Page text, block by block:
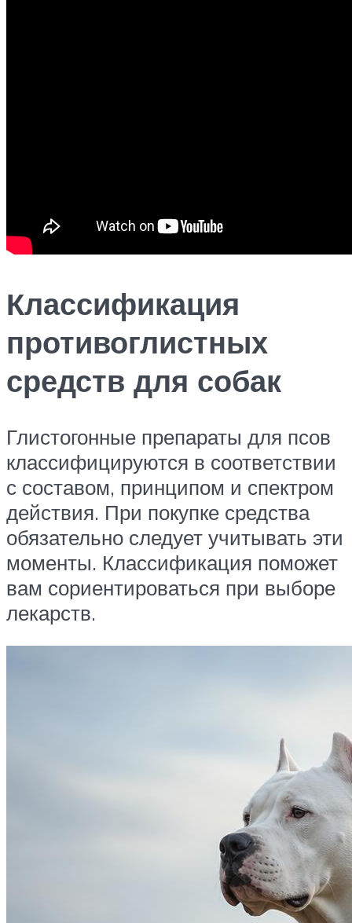
Классификация
противоглистных
средств для собак
Глистогонные препараты для псов
классифицируются в соответствии
с составом, принципом и спектром
действия. При покупке средства
обязательно следует учитывать эти
моменты. Классификация поможет
вам сориентироваться при выборе
лекарств.